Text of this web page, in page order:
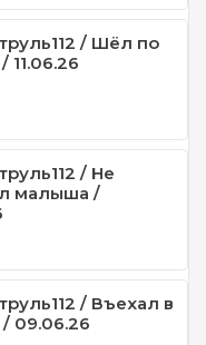
/ Шёл по
11.06.26
/ Не
малыша /
/ Въехал в
09.06.26